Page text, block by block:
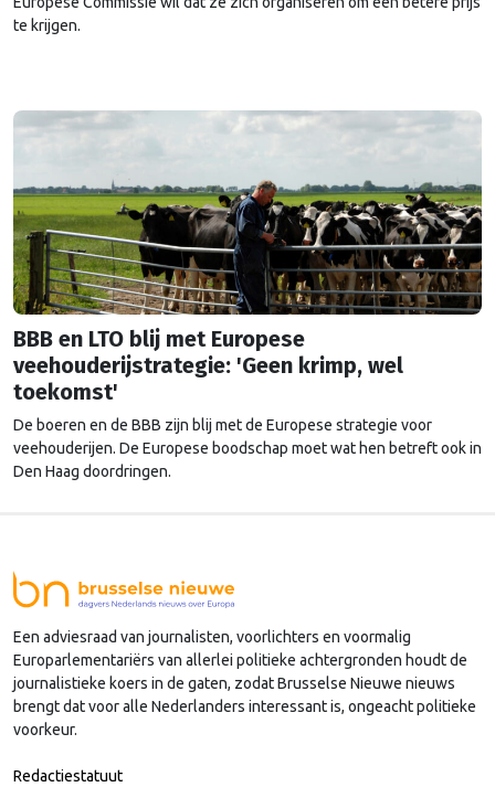
te krijgen.
BBB en LTO blij met Europese
veehouderijstrategie: 'Geen krimp, wel
toekomst'
De boeren en de BBB zijn blij met de Europese strategie voor
veehouderijen. De Europese boodschap moet wat hen betreft ook in
Den Haag doordringen.
Een adviesraad van journalisten, voorlichters en voormalig
Europarlementariërs van allerlei politieke achtergronden houdt de
journalistieke koers in de gaten, zodat Brusselse Nieuwe nieuws
brengt dat voor alle Nederlanders interessant is, ongeacht politieke
voorkeur.
Redactiestatuut